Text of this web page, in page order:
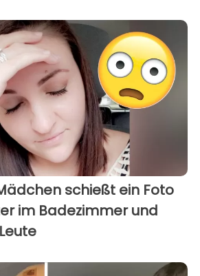
schießt ein Foto
im Badezimmer und